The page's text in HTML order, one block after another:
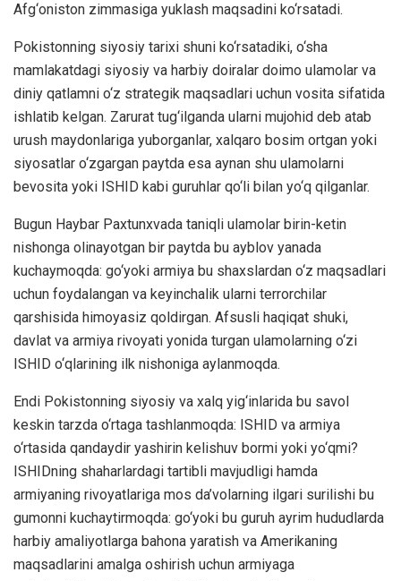
Afg‘oniston zimmasiga yuklash maqsadini ko‘rsatadi.
Pokistonning siyosiy tarixi shuni ko‘rsatadiki, o‘sha
mamlakatdagi siyosiy va harbiy doiralar doimo ulamolar va
diniy qatlamni o‘z strategik maqsadlari uchun vosita sifatida
ishlatib kelgan. Zarurat tug‘ilganda ularni mujohid deb atab
urush maydonlariga yuborganlar, xalqaro bosim ortgan yoki
siyosatlar o‘zgargan paytda esa aynan shu ulamolarni
bevosita yoki ISHID kabi guruhlar qo‘li bilan yo‘q qilganlar.
Bugun Haybar Paxtunxvada taniqli ulamolar birin-ketin
nishonga olinayotgan bir paytda bu ayblov yanada
kuchaymoqda: go‘yoki armiya bu shaxslardan o‘z maqsadlari
uchun foydalangan va keyinchalik ularni terrorchilar
qarshisida himoyasiz qoldirgan. Afsusli haqiqat shuki,
davlat va armiya rivoyati yonida turgan ulamolarning o‘zi
ISHID o‘qlarining ilk nishoniga aylanmoqda.
Endi Pokistonning siyosiy va xalq yig‘inlarida bu savol
keskin tarzda o‘rtaga tashlanmoqda: ISHID va armiya
o‘rtasida qandaydir yashirin kelishuv bormi yoki yo‘qmi?
ISHIDning shaharlardagi tartibli mavjudligi hamda
armiyaning rivoyatlariga mos da’volarning ilgari surilishi bu
gumonni kuchaytirmoqda: go‘yoki bu guruh ayrim hududlarda
harbiy amaliyotlarga bahona yaratish va Amerikaning
maqsadlarini amalga oshirish uchun armiyaga